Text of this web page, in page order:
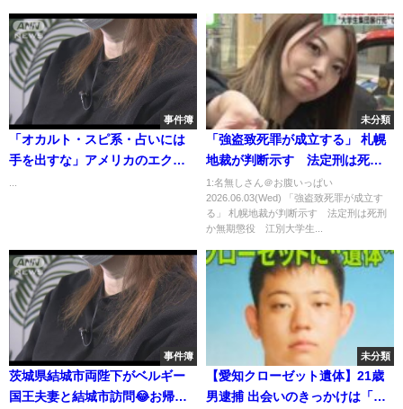
事件簿
「オカルト・スピ系・占いには
手を出すな」アメリカのエクソ
未分類
「強盗致死罪が成立する」 札幌
地裁が判断示す 法定刑は死刑
か無期懲役 江別大学生暴行死
事件
1:名無しさん＠お腹いっぱい
2026.06.03(Wed) 「強盗致死罪が成立す
る」 札幌地裁が判断示す 法定刑は死刑
か無期懲役 江別大学生...
事件簿
茨城県結城市両陛下がベルギー
国王夫妻と結城市訪問😂お帰り
未分類
【愛知クローゼット遺体】21歳
男逮捕 出会いのきっかけは「オ